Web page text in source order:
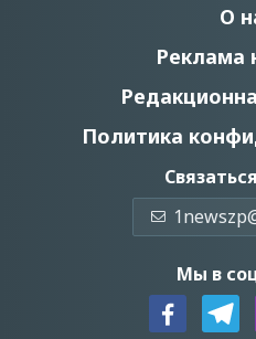
О
Реклама
Политика
Мы в